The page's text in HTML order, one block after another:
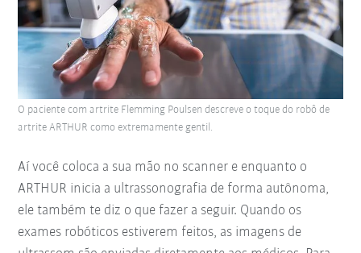
Aí você coloca a sua mão no scanner e enquanto o
ARTHUR inicia a ultrassonografia de forma autônoma,
ele também te diz o que fazer a seguir. Quando os
exames robóticos estiverem feitos, as imagens de
O paciente com artrite Flemming Poulsen descreve o toque do robô de
artrite ARTHUR como extremamente gentil.